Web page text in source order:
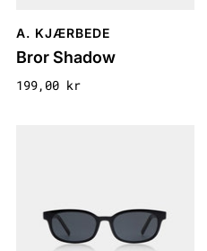
A. KJÆRBEDE
Bror Shadow
199,00 kr